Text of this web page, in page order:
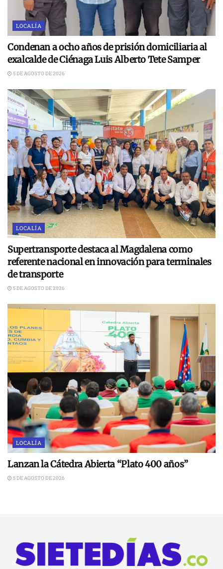
LOCALÍA
Condenan a ocho años de prisión domiciliaria al
exalcalde de Ciénaga Luis Alberto Tete Samper
5 DE AGOSTO DE 2026
LOCALÍA
Supertransporte destaca al Magdalena como
referente nacional en innovación para terminales
de transporte
5 DE AGOSTO DE 2026
LOCALÍA
Lanzan la Cátedra Abierta “Plato 400 años”
5 DE AGOSTO DE 2026